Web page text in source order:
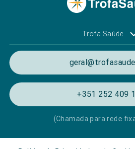
Trofa Saúde
+351 252 409
(Chamada para rede